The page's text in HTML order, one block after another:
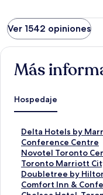
Ver 1542 opiniones
Más
Hospedaje
Delta Hotels by
Conference Centre
E
n
l
a
c
e
Novotel Toronto
E
n
l
a
Toronto Marriott
E
n
l
Doubletree by
E
n
Comfort Inn &
E